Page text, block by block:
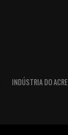
INDÚSTRIA DO ACRE